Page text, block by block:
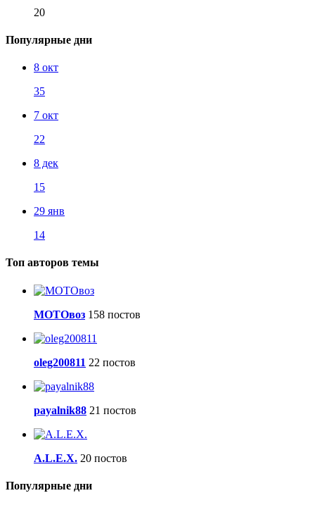
20
Популярные дни
8 окт
35
7 окт
22
8 дек
15
29 янв
14
Топ авторов темы
МОТОвоз 158 постов
oleg200811 22 постов
payalnik88 21 постов
A.L.E.X. 20 постов
Популярные дни